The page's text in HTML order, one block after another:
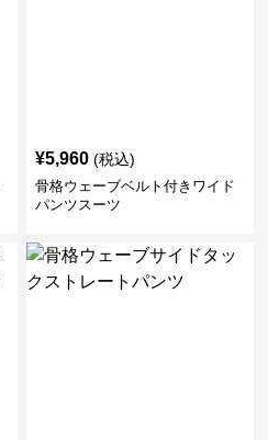
¥5,960 (税込)
骨格ウェーブベルト付きワイド
パンツスーツ